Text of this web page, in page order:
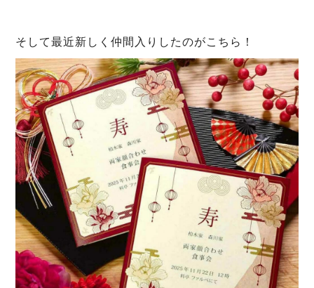
そして最近新しく仲間入りしたのがこちら！